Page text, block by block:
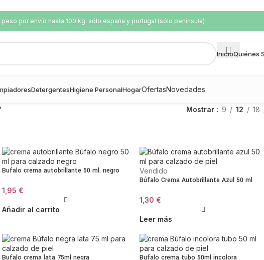
por envío hasta 100 kg. sólo españa y portugal (sólo península)
InicioQuiénes
DetergentesHigiene PersonalHogarOfertasNovedades
Mostrar 9 12 18
Bufalo crema autobrillante 50 ml. negro
1,95 €
Añadir al carrito
Vendido
Búfalo Crema Autobrillante Azul 50 ml
1,30 €
Leer más
Bufalo crema lata 75ml negra Bufalo crema tubo 50ml incolora